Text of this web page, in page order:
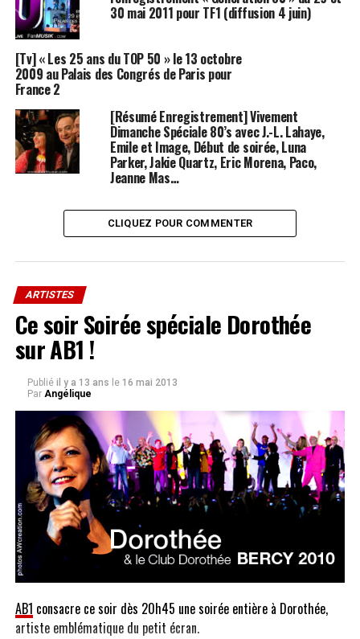
30 mai 2011 pour TF1 (diffusion 4 juin)
[Tv] « Les 25 ans du TOP 50 » le 13 octobre
2009 au Palais des Congrés de Paris pour
France 2
[Résumé Enregistrement] Vivement
Dimanche Spéciale 80’s avec J.-L. Lahaye,
Emile et Image, Début de soirée, Luna
Parker, Jakie Quartz, Eric Morena, Paco,
Jeanne Mas…
CLIQUEZ POUR COMMENTER
ARTISTES
Ce soir Soirée spéciale Dorothée
sur AB1 !
Publié il y a 13 ans le 16 mai 2013
Par Angélique
AB1 consacre ce soir dès 20h45 une soirée entière à Dorothée,
artiste emblématique du petit écran.